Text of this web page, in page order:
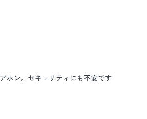
ホン。セキュリティにも不安です